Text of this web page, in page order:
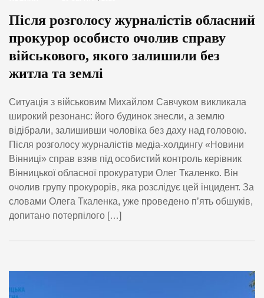
Після розголосу журналістів обласний
прокурор особисто очолив справу
військового, якого залишили без
житла та землі
Ситуація з військовим Михайлом Савчуком викликала
широкий резонанс: його будинок знесли, а землю
відібрали, залишивши чоловіка без даху над головою.
Після розголосу журналістів медіа-холдингу «Новини
Вінниці» справ взяв під особистий контроль керівник
Вінницької обласної прокуратури Олег Ткаленко. Він
очолив групу прокурорів, яка розслідує цей інцидент. За
словами Олега Ткаленка, уже проведено п’ять обшуків,
допитано потерпілого […]